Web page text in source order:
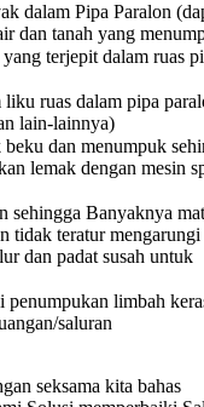
dalam Pipa Paralon
dan tanah yang
terjepit dalam ruas
ruas dalam pipa
lain-lainnya)
dan menumpuk
lemak dengan mesin
sehingga Banyaknya
tidak teratur mengarungi
dan padat susah untuk
limbah
saluran
seksama kita bahas